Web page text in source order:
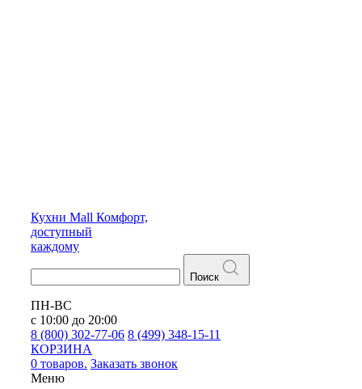
Кухни Mall Комфорт,
доступный
каждому
Поиск
ПН-ВС
с 10:00 до 20:00
8 (800) 302-77-06 8 (499) 348-15-11
КОРЗИНА
0 товаров. Заказать звонок
Меню